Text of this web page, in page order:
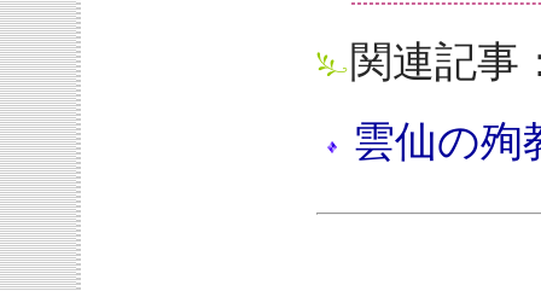
関連記事
雲仙の殉